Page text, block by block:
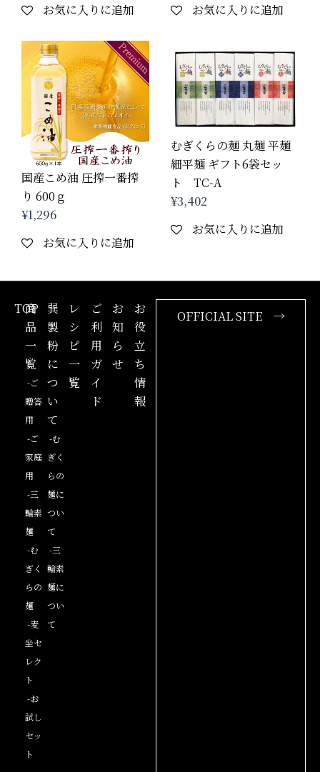
お気に入りに追加
お気に入りに追加
国産こめ油 圧搾一番搾
り 600ｇ
¥1,296
お気に入りに追加
むぎくらの麺 丸麺 平麺
細平麺 ギフト6袋セッ
ト TC-A
¥3,402
お気に入りに追加
TOP
商
品
一
覧
-ご
贈答
用
-ご
家庭
用
-三
輪素
麺
-む
ぎく
らの
麺
-麦
坐セ
レク
ト
-お
試し
セッ
ト
巽
製
粉
に
つ
い
て
-む
ぎく
らの
麺に
つい
て
-三
輪素
麺に
つい
て
レ
シ
ピ
一
覧
ご
利
用
ガ
イ
ド
お
知
ら
せ
お
役
立
ち
情
報
OFFICIAL SITE →